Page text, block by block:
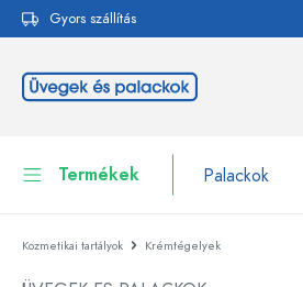
Ugrás a fő
Gyors szállítás
Termékek Palackok
Palackok
Kozmetikai tartályok Krémtégelyek